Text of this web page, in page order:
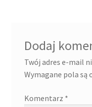
Dodaj
Twój adres e-mail
Wymagane pola są
Komentarz *